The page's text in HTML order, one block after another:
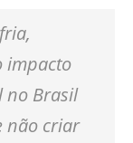
impacto
no Brasil
não criar